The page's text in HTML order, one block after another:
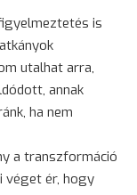
is
utalhat arra,
annak
ha nem
a transzformáció
véget ér, hogy